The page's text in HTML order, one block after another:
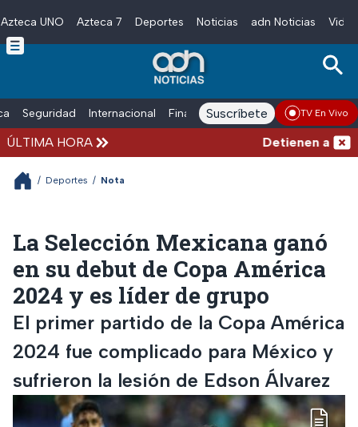
Skip to main content
Azteca UNO Azteca 7 Deportes Noticias adn Noticias
Seguridad Internacional Finanzas adn Noticias Radio
Suscríbete TV En Vivo
ÚLTIMA HORA Detienen al
/ Deportes / Nota
La Selección Mexicana ganó
en su debut de Copa América
2024 y es líder de grupo
El primer partido de la Copa América
2024 fue complicado para México y
sufrieron la lesión de Edson Álvarez